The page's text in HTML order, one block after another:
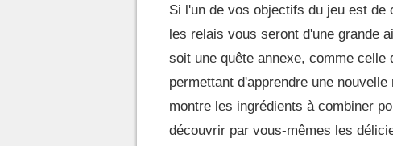
Si l'un de vos objectifs du jeu est de
les relais vous seront d'une grande
soit une quête annexe, comme
permettant d'apprendre une
montre les ingrédients à combiner
découvrir par vous-mêmes les